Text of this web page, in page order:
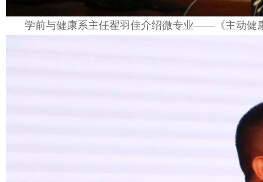
学前与健康系主任翟羽佳介绍微专业——《主动健